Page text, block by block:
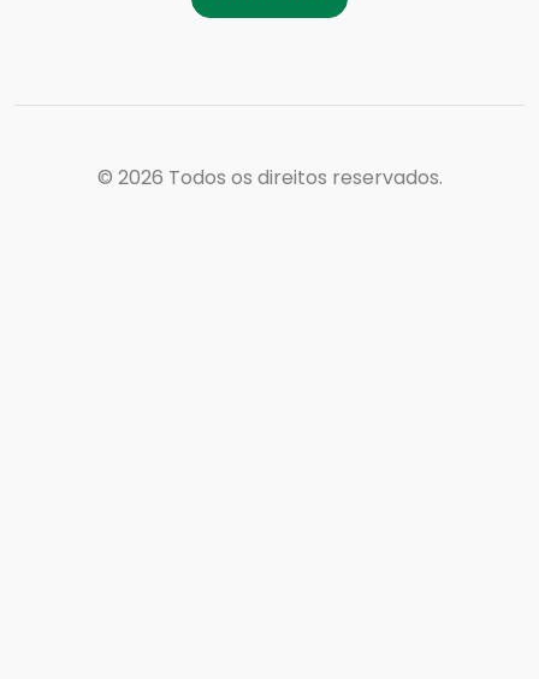
© 2026 Todos os direitos reservados.